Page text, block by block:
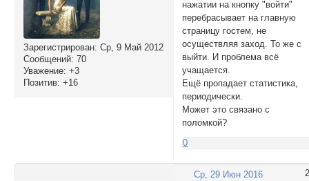
Зарегистрирован: Ср, 9 Май 2012
Сообщений: 70
Уважение: +3
Позитив: +16
нажатии на кнопку "войти"
перебрасывает на главную
страницу гостем, не
осуществляя заход. То же с
выйти. И проблема всё
учащается.
Ещё пропадает статистика,
периодически.
Может это связано с
поломкой?
0
2
Ср, 29 Июн 2016